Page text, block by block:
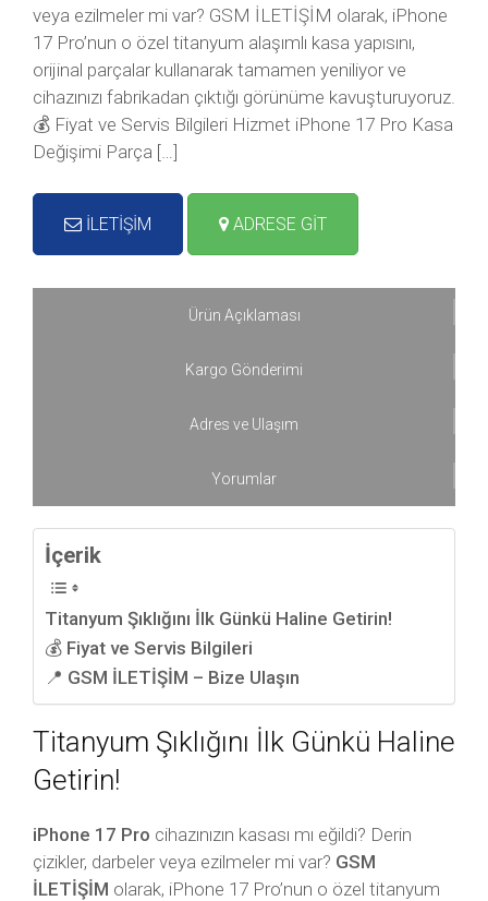
veya ezilmeler mi var? GSM İLETİŞİM olarak, iPhone
17 Pro’nun o özel titanyum alaşımlı kasa yapısını,
orijinal parçalar kullanarak tamamen yeniliyor ve
cihazınızı fabrikadan çıktığı görünüme kavuşturuyoruz.
💰 Fiyat ve Servis Bilgileri Hizmet iPhone 17 Pro Kasa
Değişimi Parça […]
İLETİŞİM ADRESE GİT
Ürün Açıklaması
Kargo Gönderimi
Adres ve Ulaşım
Yorumlar
İçerik
Titanyum Şıklığını İlk Günkü Haline Getirin!
💰 Fiyat ve Servis Bilgileri
📍 GSM İLETİŞİM – Bize Ulaşın
Titanyum Şıklığını İlk Günkü Haline
Getirin!
iPhone 17 Pro cihazınızın kasası mı eğildi? Derin
çizikler, darbeler veya ezilmeler mi var? GSM
İLETİŞİM olarak, iPhone 17 Pro’nun o özel titanyum